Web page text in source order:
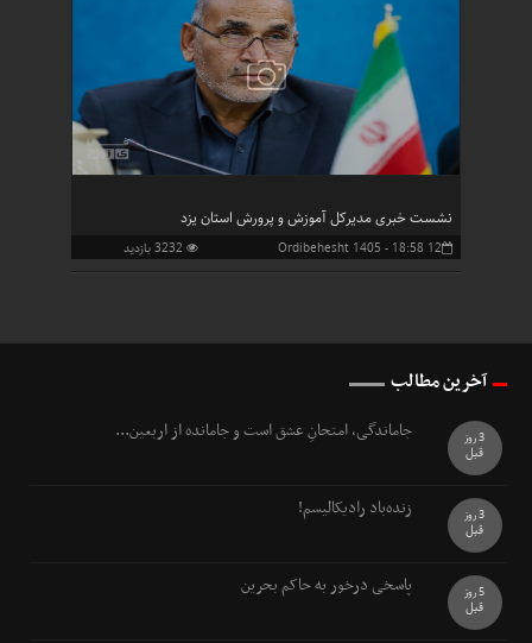
نشست خبری مدیرکل آموزش و پرورش استان یزد
12 Ordibehesht 1405 - 18:58 3232 بازدید
آخرین مطالب
جاماندگی، امتحانِ عشق است و جامانده از اربعین... 3 روز
قبل
زنده‌باد رادیکالیسم! 3 روز
قبل
پاسخی درخور به حاکم بحرین 5 روز
قبل